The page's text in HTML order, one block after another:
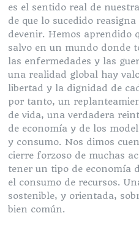
es el sentido real de
de que lo sucedido
devenir. Hemos aprendido
salvo en un mundo donde
las enfermedades y las
una realidad global hay
libertad y la dignidad de
por tanto, un
de vida, una verdadera
de economía y de los
y consumo. Nos dimos
cierre forzoso de muchas
tener un tipo de economía
el consumo de recursos.
sostenible, y orientada,
bien común.